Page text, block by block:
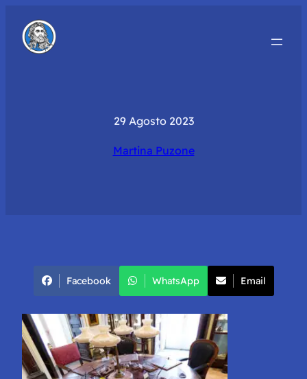
29 Agosto 2023
Martina Puzone
Facebook WhatsApp Email